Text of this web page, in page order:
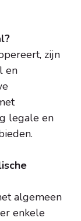
zijn
en
legale en
algemeen
enkele